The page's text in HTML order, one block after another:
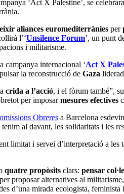
‘Act X Palestine’, se
aliances euromediterrànies per
l’‘Unsilence Forum’, un punt
i militarisme.
campanya internacional ‘Act X
la reconstrucció de Gaza
crida a l’acció, i el fòrum també”,
per imposarmesures efectives
Obreres a Barcelona
tenim al davant, les solidaritats i les
limitat i servei d’interpretació a les
quatre propòsits clars: pensar
per proposar alternatives al
d’una mirada ecologista, feminista